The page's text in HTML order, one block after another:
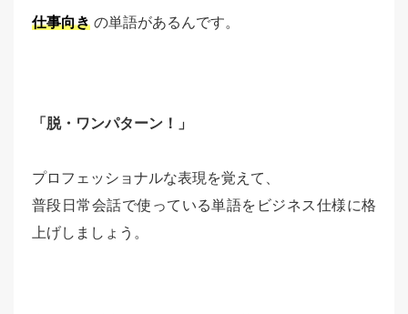
仕事向き の単語があるんです。
「脱・ワンパターン！」
プロフェッショナルな表現を覚えて、
普段日常会話で使っている単語をビジネス仕様に格
上げしましょう。